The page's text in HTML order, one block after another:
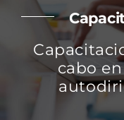
CATÁLOGO
MATRÍCULA Y PAGOS
cabo